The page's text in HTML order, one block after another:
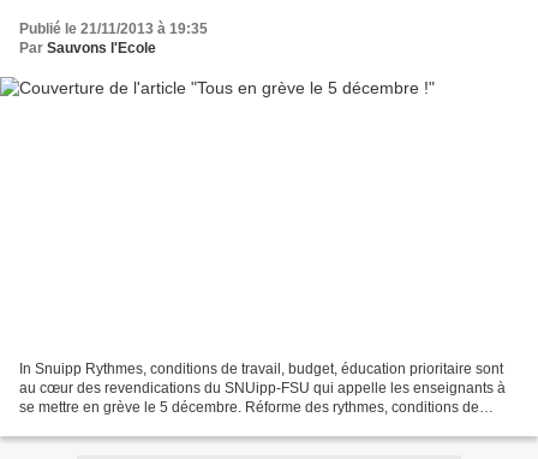
Publié le 21/11/2013 à 19:35
Par Sauvons l'Ecole
In Snuipp Rythmes, conditions de travail, budget, éducation prioritaire sont
au cœur des revendications du SNUipp-FSU qui appelle les enseignants à
se mettre en grève le 5 décembre. Réforme des rythmes, conditions de